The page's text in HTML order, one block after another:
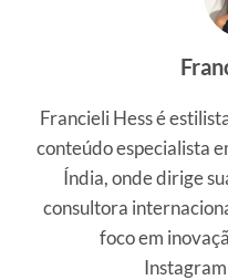
Francieli Hess é
conteúdo especialista
Índia, onde dirige
consultora
foco em